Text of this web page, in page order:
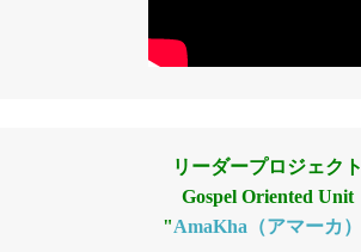
リーダープロジェクト
Gospel Oriented Unit
"AmaKha（アマーカ）